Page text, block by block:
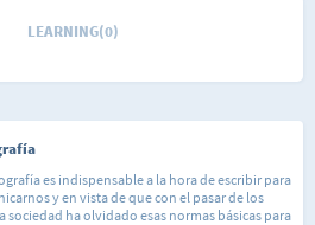
LEARNING(0)
es indispensable a la hora de escribir para
y en vista de que con el pasar de los
sociedad ha olvidado esas normas básicas para